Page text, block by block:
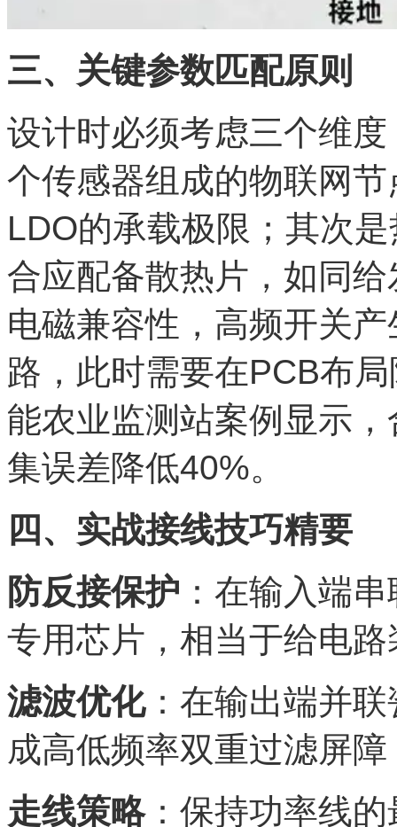
三、关键参数匹配原则
设计时必须考虑三个维
个传感器组成的物联网
LDO的承载极限；其次
合应配备散热片，如同
电磁兼容性，高频开关
路，此时需要在PCB布
能农业监测站案例显示
集误差降低40%。
四、实战接线技巧精要
防反接保护 ：在输入端
专用芯片，相当于给电
滤波优化：在输出端并
成高低频率双重过滤屏障
走线策略：保持功率线